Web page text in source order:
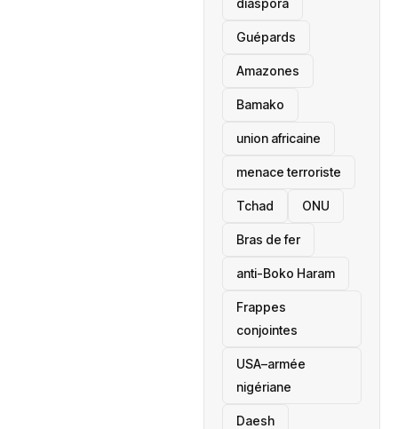
Guépards
Amazones
Bamako
union africaine
menace terroriste
‎Tchad ONU
Bras de fer
anti-Boko Haram
Frappes
conjointes
USA–armée
nigériane
Daesh